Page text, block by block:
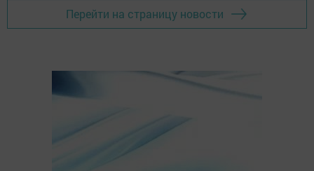
Перейти на страницу новости